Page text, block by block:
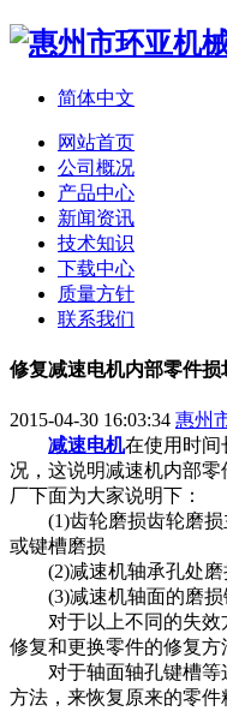
简体中文
网站首页
公司概况
产品中心
新闻资讯
技术知识
下载中心
质量方针
联系我们
修复减速电机内部零件损
2015-04-30 16:03:34 惠州
减速电机在使用时间
况，这说明减速机内部
厂下面为大家说明下：
(1)齿轮磨损齿轮磨损
或键槽磨损
(2)减速机轴承孔处磨
(3)减速机轴面的磨损
对于以上不同的失效
修复和更换零件的修复方
对于轴面轴孔键槽等
方法，来恢复原来的零